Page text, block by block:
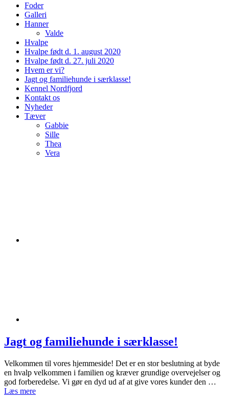
Foder
Galleri
Hanner
Valde
Hvalpe
Hvalpe født d. 1. august 2020
Hvalpe født d. 27. juli 2020
Hvem er vi?
Jagt og familiehunde i særklasse!
Kennel Nordfjord
Kontakt os
Nyheder
Tæver
Gabbie
Sille
Thea
Vera
Jagt og familiehunde i særklasse!
Velkommen til vores hjemmeside! Det er en stor beslutning at byde
en hvalp velkommen i familien og kræver grundige overvejelser og
god forberedelse. Vi gør en dyd ud af at give vores kunder den …
Læs mere